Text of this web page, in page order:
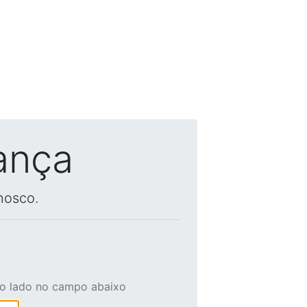
lado no campo abaixo